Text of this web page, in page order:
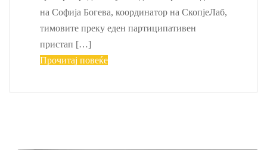
на Софија Богева, координатор на СкопјеЛаб,
тимовите преку еден партиципативен
пристап […]
Прочитај повеќе